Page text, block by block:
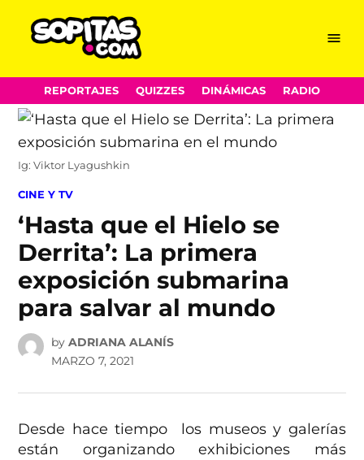
Skip
to
content
Menu
REPORTAJES QUIZZES DINÁMICAS RADIO
Ig: Viktor Lyagushkin
POSTED
CINE Y TV
‘Hasta que el Hielo se
Derrita’: La primera
exposición submarina
para salvar al mundo
by ADRIANA ALANÍS
MARZO 7, 2021
Desde hace tiempo los museos y galerías
están organizando exhibiciones más